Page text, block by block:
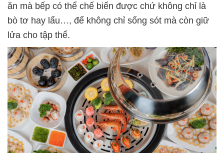
ăn mà bếp có thể chế biến được chứ không chỉ là
bò tơ hay lẩu…, để không chỉ sống sót mà còn giữ
lửa cho tập thể.